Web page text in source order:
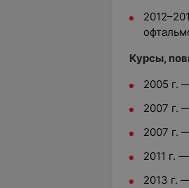
Курсы,
2005 г.
2007 г.
2007 г.
2011 г.
2013 г.